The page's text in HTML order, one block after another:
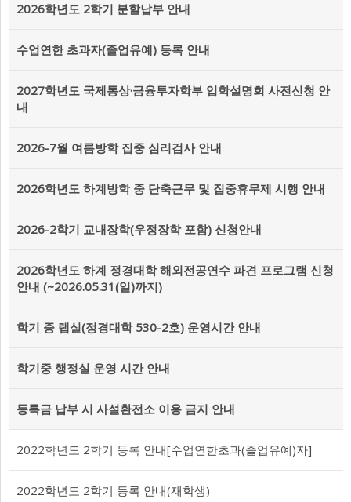
2026학년도 2학기 분할납부 안내
수업연한 초과자(졸업유예) 등록 안내
2027학년도 국제통상·금융투자학부 입학설명회 사전신청 안
내
2026-7월 여름방학 집중 심리검사 안내
2026학년도 하계방학 중 단축근무 및 집중휴무제 시행 안내
2026-2학기 교내장학(우정장학 포함) 신청안내
2026학년도 하계 정경대학 해외전공연수 파견 프로그램 신청
안내 (~2026.05.31(일)까지)
학기 중 랩실(정경대학 530-2호) 운영시간 안내
학기중 행정실 운영 시간 안내
등록금 납부 시 사설환전소 이용 금지 안내
2022학년도 2학기 등록 안내[수업연한초과(졸업유예)자]
2022학년도 2학기 등록 안내(재학생)